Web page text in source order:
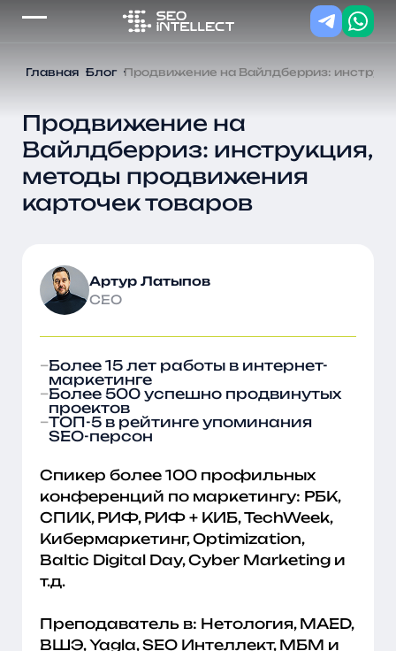
Главная Блог Продвижение на Вайлдберриз:
Продвижение на
Вайлдберриз: инструкция,
методы продвижения
карточек товаров
Артур Латыпов
CEO
Более 15 лет работы в интернет-
маркетинге
Более 500 успешно продвинутых
проектов
ТОП-5 в рейтинге упоминания
SEO-персон
Спикер более 100 профильных
конференций по маркетингу: РБК,
СПИК, РИФ, РИФ + КИБ, TechWeek,
Кибермаркетинг, Optimization,
Baltic Digital Day, Cyber Marketing и
т.д.
Преподаватель в: Нетология, MAED,
ВШЭ, Yagla, SEO Интеллект, МБМ и